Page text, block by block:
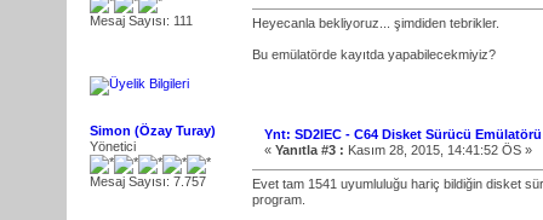
Mesaj Sayısı: 111 Heyecanla bekliyoruz... şimdiden tebrikler.
Bu emülatörde kayıtda yapabilecekmiyiz?
Simon (Özay Turay)
Yönetici
Mesaj Sayısı: 7.757
Ynt: SD2IEC - C64 Disket Sürücü Emülatörü
« Yanıtla #3 : Kasım 28, 2015, 14:41:52 ÖS »
Evet tam 1541 uyumluluğu hariç bildiğin disket
program.